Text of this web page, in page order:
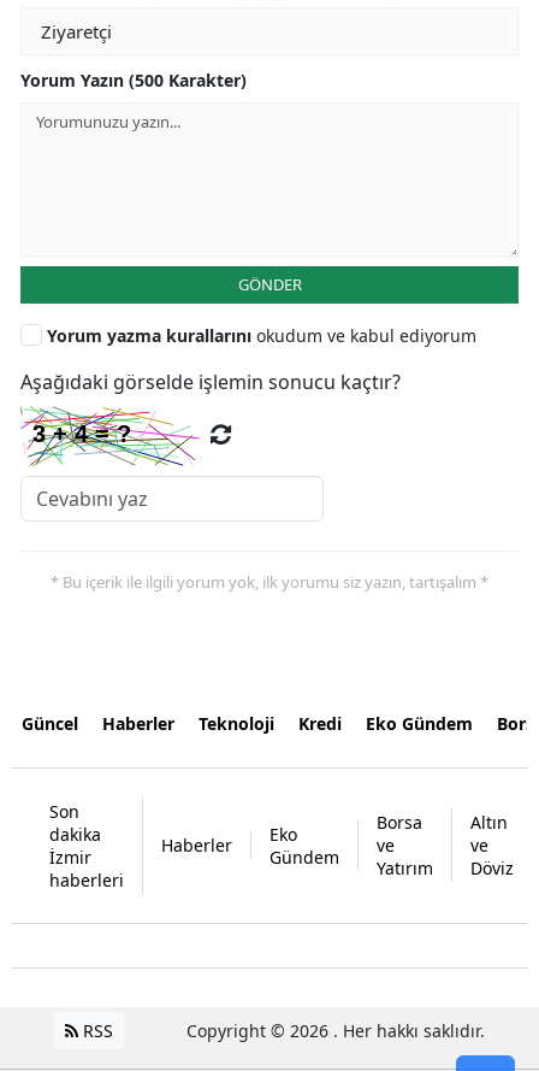
Yorum Yazın (500 Karakter)
GÖNDER
Yorum yazma kurallarını okudum ve kabul ediyorum
Aşağıdaki görselde işlemin sonucu kaçtır?
* Bu içerik ile ilgili yorum yok, ilk yorumu siz yazın, tartışalım *
Güncel Haberler Teknoloji Kredi Eko Gündem
Son
dakika
İzmir
haberleri
Haberler
Eko
Gündem
Borsa
ve
Yatırım
Altın
ve
Döviz
RSS Copyright © 2026 . Her hakkı saklıdır.